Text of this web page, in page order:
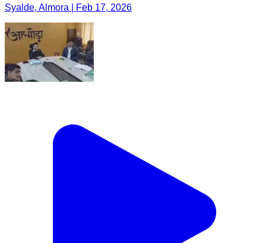
Syalde, Almora | Feb 17, 2026